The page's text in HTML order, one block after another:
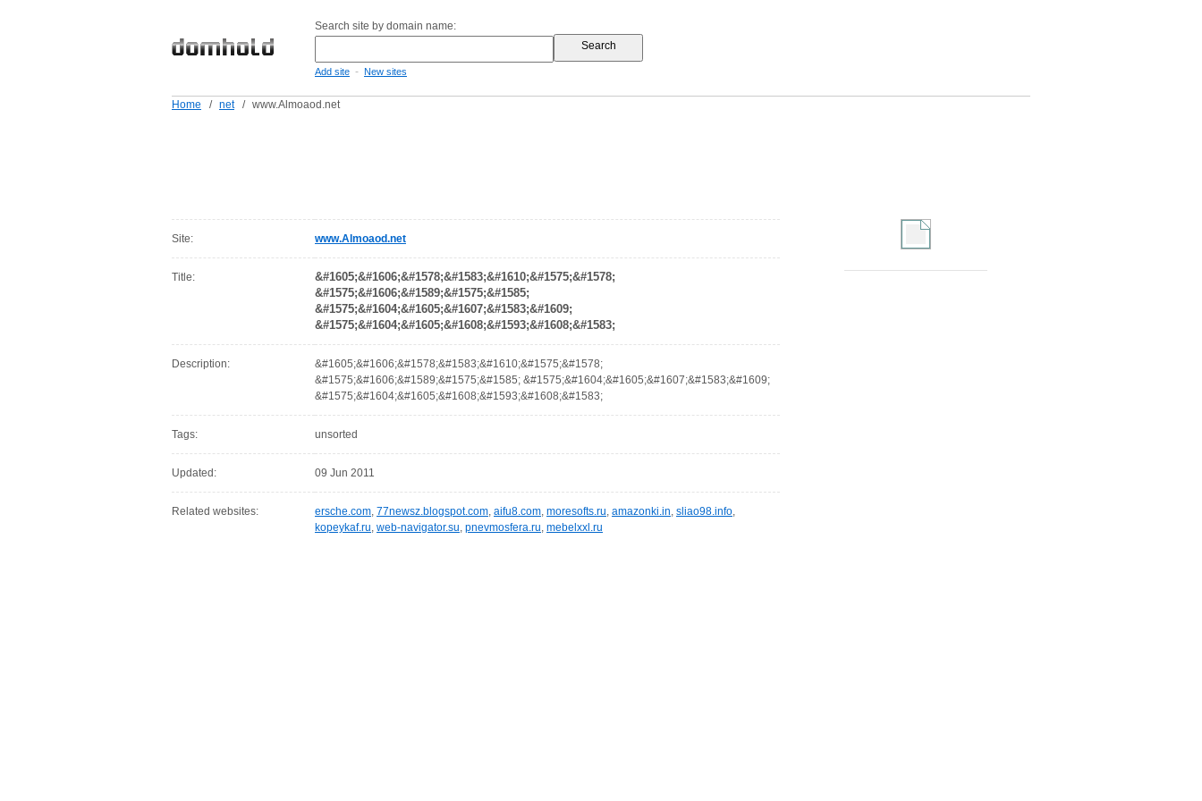
Search site by domain name:
Add site - New sites
Home / net / www.Almoaod.net
Site: www.Almoaod.net
Title:
&#1605;&#1606;&#1578;&#1583;&#1610;&#1575;&#1578;
&#1575;&#1606;&#1589;&#1575;&#1585;
&#1575;&#1604;&#1605;&#1607;&#1583;&#1609;
&#1575;&#1604;&#1605;&#1608;&#1593;&#1608;&#1583;
Description:
&#1605;&#1606;&#1578;&#1583;&#1610;&#1575;&#1578;
&#1575;&#1606;&#1589;&#1575;&#1585; &#1575;&#1604;&#1605;&#1607;&#1583;&#1609;
&#1575;&#1604;&#1605;&#1608;&#1593;&#1608;&#1583;
Tags: unsorted
Updated: 09 Jun 2011
Related websites: ersche.com, 77newsz.blogspot.com, aifu8.com, moresofts.ru, amazonki.in, sliao98.info,
kopeykaf.ru, web-navigator.su, pnevmosfera.ru, mebelxxl.ru